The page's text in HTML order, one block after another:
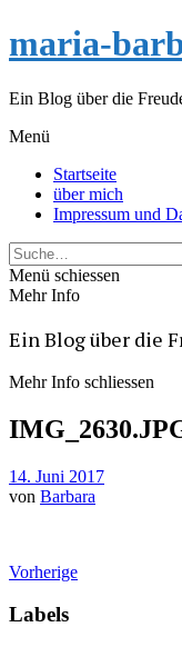
maria-
Ein Blog über die
Menü
Startseite
über mich
Impressum und
Suche
Menü schiessen
Mehr Info
Ein Blog über die
Mehr Info schliessen
14. Juni 2017
von Barbara
Vorherige
Labels